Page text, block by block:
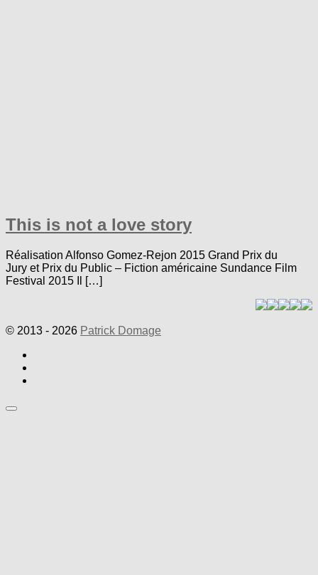
This is not a love story
Réalisation Alfonso Gomez-Rejon 2015 Grand Prix du
Jury et Prix du Public – Fiction américaine Sundance Film
Festival 2015 Il […]
© 2013 - 2026 Patrick Domage